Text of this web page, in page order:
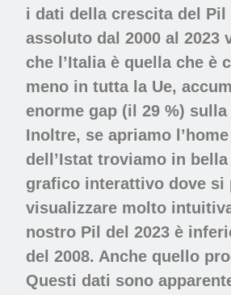
i dati della crescita del Pil
assoluto dal 2000 al 2023
che l’Italia è quella che è
meno in tutta la Ue,
enorme gap (il 29 %) sulla
Inoltre, se apriamo
dell’Istat troviamo in
grafico interattivo dove si
visualizzare molto
nostro Pil del 2023 è
del 2008. Anche quello
Questi dati sono